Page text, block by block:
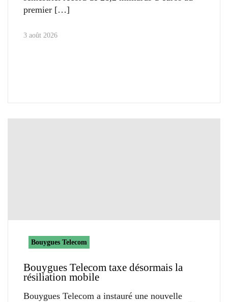
premier
3 août 2026
Bouygues Telecom
Bouygues Telecom taxe désormais la
résiliation mobile
Bouygues Telecom a instauré une nouvelle